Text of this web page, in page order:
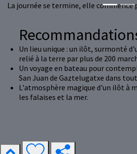
La journée se termine, elle commence
Un lieu unique : un ilôt, surmonté
relié à la terre par plus de 200
Un voyage en bateau pour
San Juan de Gaztelugatxe dans
L'atmosphère magique d'un ilôt à
les falaises et la mer.